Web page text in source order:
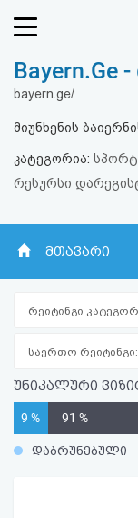
რეიტინგი
ფოსტა
პასუხი
პაროლის
აღდგენა
Bayern.Ge
bayern.ge/
მიუნხენის
კატეგორია:
რესურსი
მთავარი
რეიტინგი
საერთო რეიტინგი:
უნიკალური
9 % 91 %
დაბრუნებული